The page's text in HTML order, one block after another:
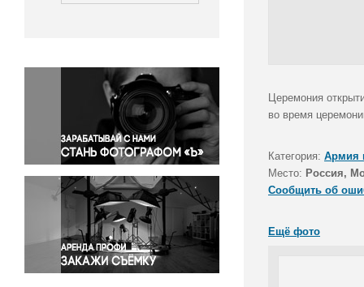
Окружающая среда
Политика
Правосудие
Происшествия и конфликты
Религия
Светская жизнь
Спорт
Экология
Экономика и бизнес
Церемония
во время
Категория: Армия
Место: Россия,
Сообщить об
Ещё фото